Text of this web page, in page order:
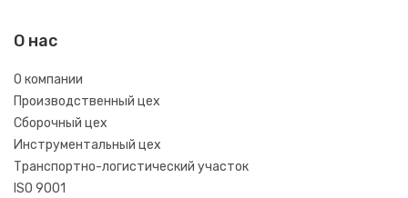
О нас
О компании
Производственный цех
Сборочный цех
Инструментальный цех
Транспортно-логистический участок
ISO 9001